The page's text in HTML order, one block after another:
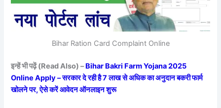
Bihar Ration Card Complaint Online
इन्हें भी पढ़ें (Read Also) –Bihar Bakri Farm Yojana 2025
Online Apply – सरकार दे रही है 7 लाख से अधिक का अनुदान बकरी फार्म
खोलने पर, ऐसे करें आवेदन ऑनलाइन शुरू